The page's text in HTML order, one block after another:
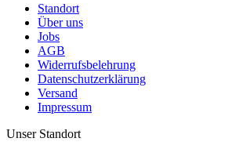
Standort
Über uns
Jobs
AGB
Widerrufsbelehrung
Datenschutzerklärung
Versand
Impressum
Unser Standort